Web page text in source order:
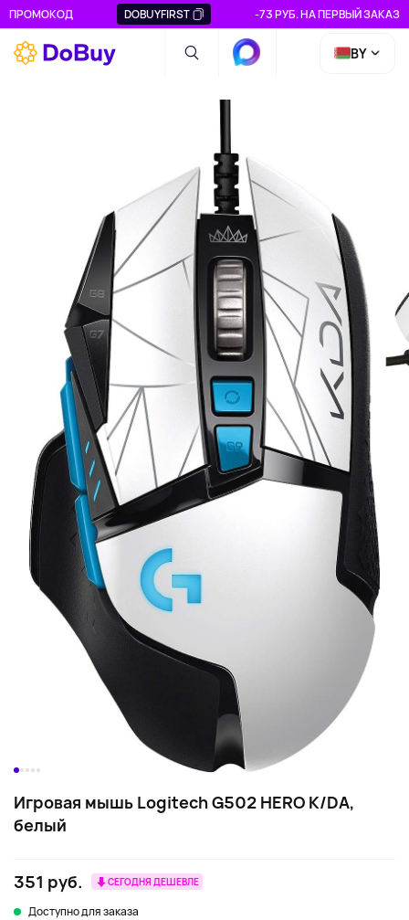
ПРОМОКОД DOBUYFIRST -73 РУБ. НА ПЕРВЫЙ ЗАКАЗ
BY
Игровая мышь Logitech G502 HERO K/DA,
белый
351 руб. СЕГОДНЯ ДЕШЕВЛЕ
Доступно для заказа